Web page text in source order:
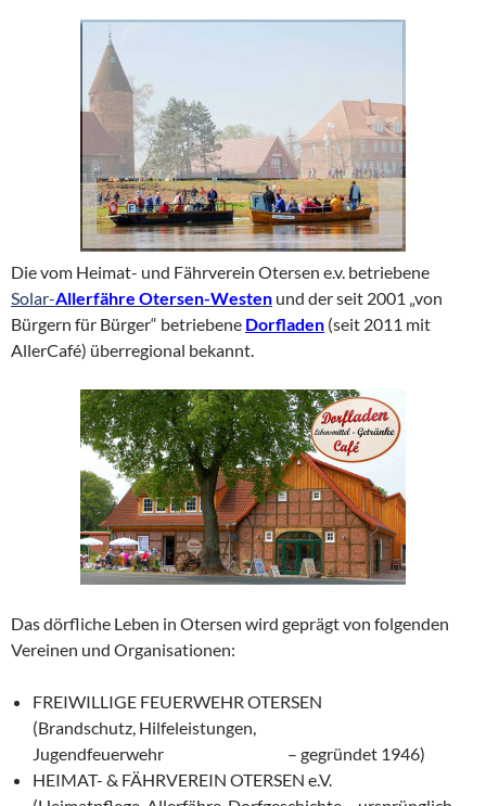
Die vom Heimat- und Fährverein Otersen e.v. betriebene
Solar-Allerfähre Otersen-Westen und der seit 2001 „von
Bürgern für Bürger“ betriebene Dorfladen (seit 2011 mit
AllerCafé) überregional bekannt.
Das dörfliche Leben in Otersen wird geprägt von folgenden
Vereinen und Organisationen:
FREIWILLIGE FEUERWEHR OTERSEN
(Brandschutz, Hilfeleistungen,
Jugendfeuerwehr – gegründet 1946)
HEIMAT- & FÄHRVEREIN OTERSEN e.V.